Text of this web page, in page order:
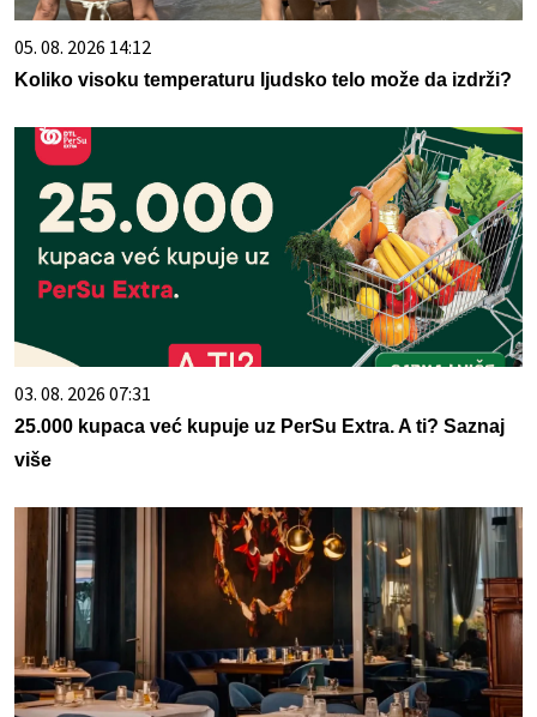
05. 08. 2026 14:12
Koliko visoku temperaturu ljudsko telo može da izdrži?
03. 08. 2026 07:31
25.000 kupaca već kupuje uz PerSu Extra. A ti? Saznaj
više